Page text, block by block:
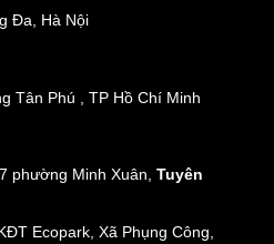
Đa, Hà Nội
Tân Phú , TP Hồ Chí Minh
phường Minh Xuân, Tuyên
Ecopark, Xã Phụng Công,